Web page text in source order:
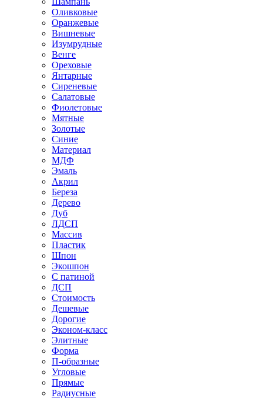
Оливковые
Оранжевые
Вишневые
Изумрудные
Венге
Ореховые
Янтарные
Сиреневые
Салатовые
Фиолетовые
Мятные
Золотые
Синие
Материал
МДФ
Эмаль
Акрил
Береза
Дерево
Дуб
ЛДСП
Массив
Пластик
Шпон
Экошпон
С патиной
ДСП
Стоимость
Дешевые
Дорогие
Эконом-класс
Элитные
Форма
П-образные
Угловые
Прямые
Радиусные